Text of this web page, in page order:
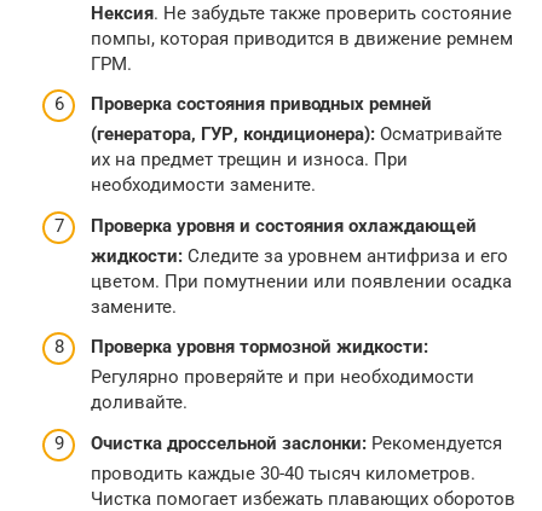
Нексия. Не забудьте также проверить состояние
помпы, которая приводится в движение ремнем
ГРМ.
Проверка состояния приводных ремней
(генератора, ГУР, кондиционера): Осматривайте
их на предмет трещин и износа. При
необходимости замените.
Проверка уровня и состояния охлаждающей
жидкости: Следите за уровнем антифриза и его
цветом. При помутнении или появлении осадка
замените.
Проверка уровня тормозной жидкости:
Регулярно проверяйте и при необходимости
доливайте.
Очистка дроссельной заслонки: Рекомендуется
проводить каждые 30-40 тысяч километров.
Чистка помогает избежать плавающих оборотов